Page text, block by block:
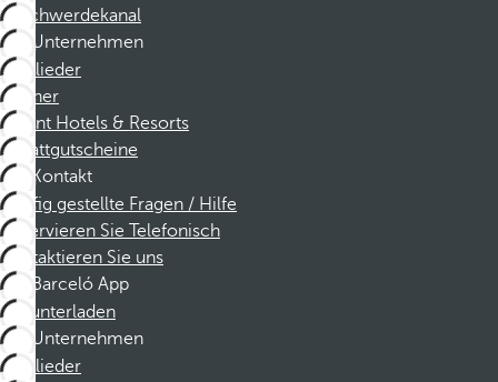
Beschwerdekanal
Unternehmen
Mitglieder
Partner
Dorint Hotels & Resorts
Rabattgutscheine
Kontakt
Häufig gestellte Fragen / Hilfe
Reservieren Sie Telefonisch
Kontaktieren Sie uns
Barceló App
Herunterladen
Unternehmen
Mitglieder